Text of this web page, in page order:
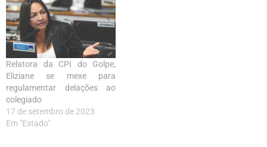
Relatora da CPI do Golpe,
Eliziane se mexe para
regulamentar delações ao
colegiado
17 de setembro de 2023
Em "Estado"